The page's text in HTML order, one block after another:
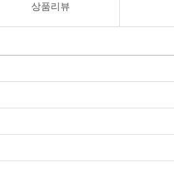
상품리뷰